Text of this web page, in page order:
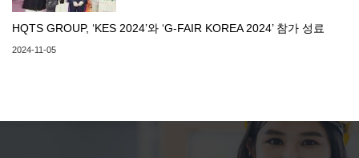
HQTS GROUP, ‘KES 2024’와 ‘G-FAIR KOREA 2024’ 참가 성료
2024-11-05